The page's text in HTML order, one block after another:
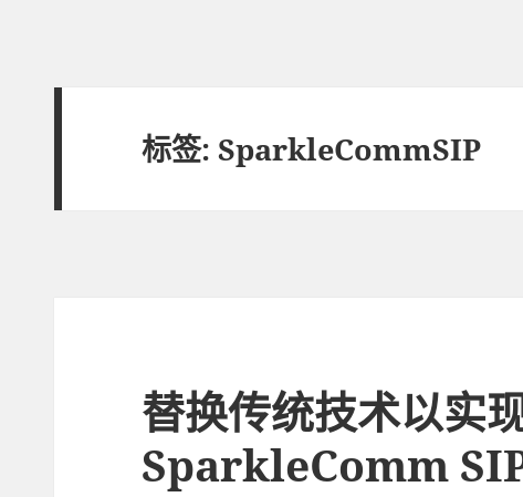
标签: SparkleCommSIP
替换传统技术以实
SparkleComm